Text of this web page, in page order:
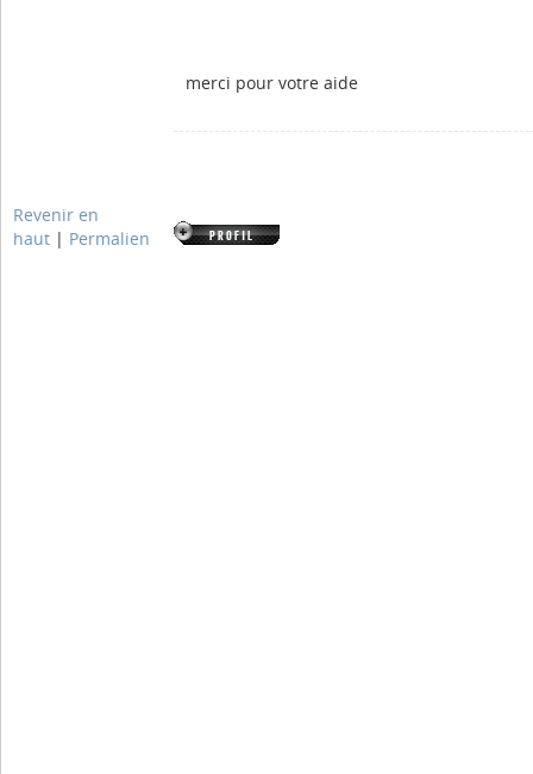
merci pour votre aide
Revenir en
haut | Permalien